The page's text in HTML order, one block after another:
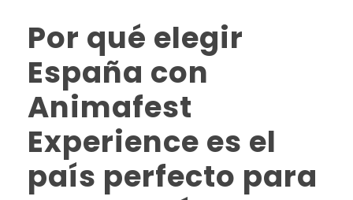
Por qué elegir
España con
Animafest
Experience es el
país perfecto para